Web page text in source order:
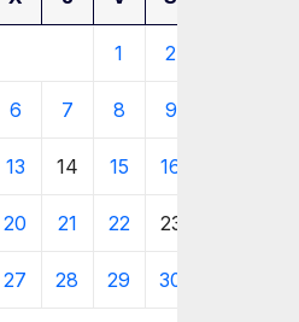
1 2
6 7 8 9
13 14 15 16
20 21 22 23
27 28 29 30